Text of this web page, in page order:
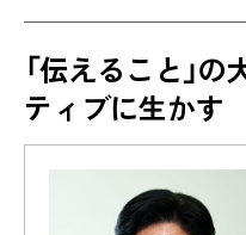
「伝えること」
ティブに生かす